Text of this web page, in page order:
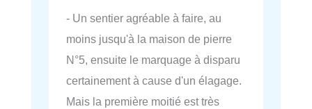
- Un sentier agréable à faire, au
moins jusqu'à la maison de pierre
N°5, ensuite le marquage à disparu
certainement à cause d'un élagage.
Mais la première moitié est très